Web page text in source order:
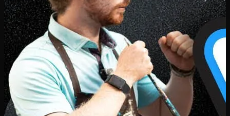
일정
선수 순위뉴스시청소개
로그인